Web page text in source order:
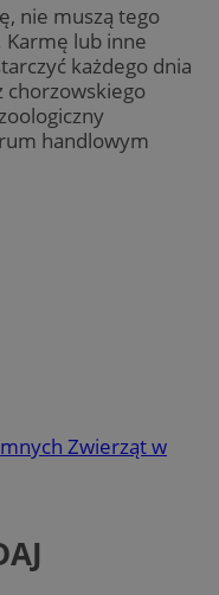
nie muszą tego
Karmę lub inne
każdego dnia
chorzowskiego
handlowym
Zwierząt w